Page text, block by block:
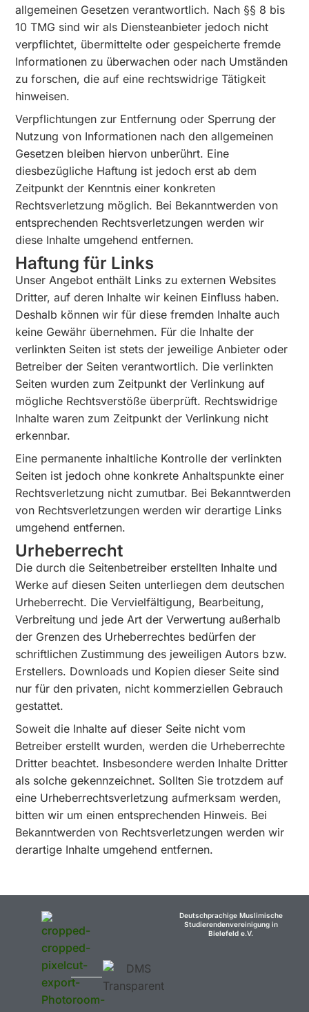
allgemeinen Gesetzen verantwortlich. Nach §§ 8 bis
10 TMG sind wir als Diensteanbieter jedoch nicht
verpflichtet, übermittelte oder gespeicherte fremde
Informationen zu überwachen oder nach Umständen
zu forschen, die auf eine rechtswidrige Tätigkeit
hinweisen.
Verpflichtungen zur Entfernung oder Sperrung der
Nutzung von Informationen nach den allgemeinen
Gesetzen bleiben hiervon unberührt. Eine
diesbezügliche Haftung ist jedoch erst ab dem
Zeitpunkt der Kenntnis einer konkreten
Rechtsverletzung möglich. Bei Bekanntwerden von
entsprechenden Rechtsverletzungen werden wir
diese Inhalte umgehend entfernen.
Haftung für Links
Unser Angebot enthält Links zu externen Websites
Dritter, auf deren Inhalte wir keinen Einfluss haben.
Deshalb können wir für diese fremden Inhalte auch
keine Gewähr übernehmen. Für die Inhalte der
verlinkten Seiten ist stets der jeweilige Anbieter oder
Betreiber der Seiten verantwortlich. Die verlinkten
Seiten wurden zum Zeitpunkt der Verlinkung auf
mögliche Rechtsverstöße überprüft. Rechtswidrige
Inhalte waren zum Zeitpunkt der Verlinkung nicht
erkennbar.
Eine permanente inhaltliche Kontrolle der verlinkten
Seiten ist jedoch ohne konkrete Anhaltspunkte einer
Rechtsverletzung nicht zumutbar. Bei Bekanntwerden
von Rechtsverletzungen werden wir derartige Links
umgehend entfernen.
Urheberrecht
Die durch die Seitenbetreiber erstellten Inhalte und
Werke auf diesen Seiten unterliegen dem deutschen
Urheberrecht. Die Vervielfältigung, Bearbeitung,
Verbreitung und jede Art der Verwertung außerhalb
der Grenzen des Urheberrechtes bedürfen der
schriftlichen Zustimmung des jeweiligen Autors bzw.
Erstellers. Downloads und Kopien dieser Seite sind
nur für den privaten, nicht kommerziellen Gebrauch
gestattet.
Soweit die Inhalte auf dieser Seite nicht vom
Betreiber erstellt wurden, werden die Urheberrechte
Dritter beachtet. Insbesondere werden Inhalte Dritter
als solche gekennzeichnet. Sollten Sie trotzdem auf
eine Urheberrechtsverletzung aufmerksam werden,
bitten wir um einen entsprechenden Hinweis. Bei
Bekanntwerden von Rechtsverletzungen werden wir
derartige Inhalte umgehend entfernen.
Deutschprachige Muslimische
Studierendenvereinigung in
Bielefeld e.V.